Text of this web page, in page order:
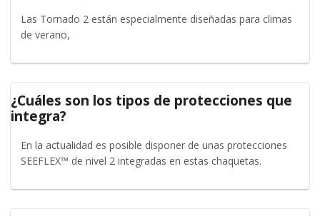
Las Tornado 2 están especialmente diseñadas para climas
de verano,
¿Cuáles son los tipos de protecciones que
integra?
En la actualidad es posible disponer de unas protecciones
SEEFLEX™ de nivel 2 integradas en estas chaquetas.